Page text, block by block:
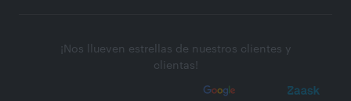
¡Nos llueven estrellas de nuestros clientes y
clientas!